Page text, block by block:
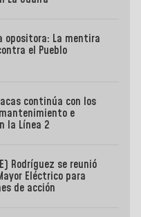
opositora: La mentira
el Pueblo
continúa con los
e
la Línea 2
Rodríguez se reunió
Eléctrico para
de acción